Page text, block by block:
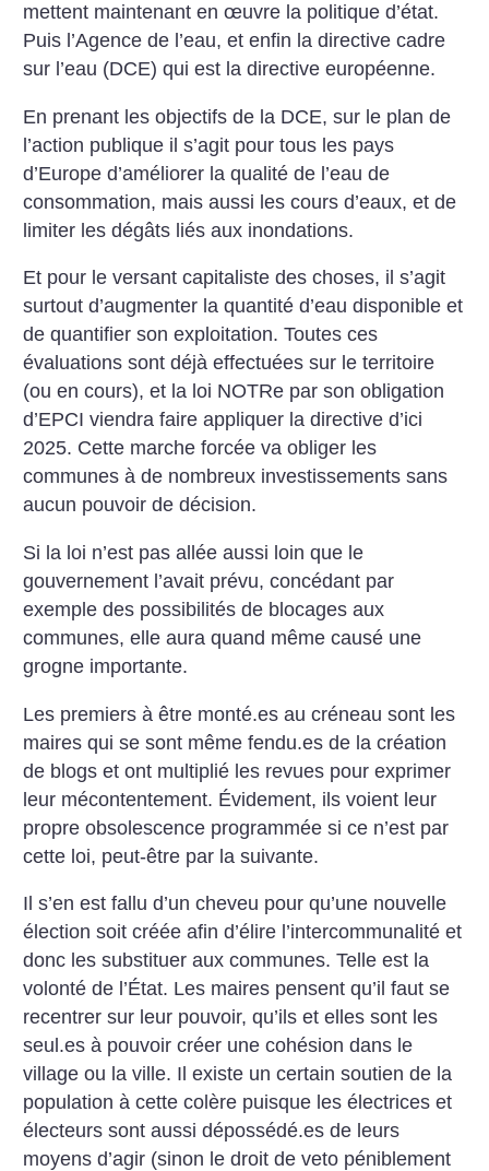
mettent maintenant en œuvre la politique d’état.
Puis l’Agence de l’eau, et enfin la directive cadre
sur l’eau (DCE) qui est la directive européenne.
En prenant les objectifs de la DCE, sur le plan de
l’action publique il s’agit pour tous les pays
d’Europe d’améliorer la qualité de l’eau de
consommation, mais aussi les cours d’eaux, et de
limiter les dégâts liés aux inondations.
Et pour le versant capitaliste des choses, il s’agit
surtout d’augmenter la quantité d’eau disponible et
de quantifier son exploitation. Toutes ces
évaluations sont déjà effectuées sur le territoire
(ou en cours), et la loi NOTRe par son obligation
d’EPCI viendra faire appliquer la directive d’ici
2025. Cette marche forcée va obliger les
communes à de nombreux investissements sans
aucun pouvoir de décision.
Si la loi n’est pas allée aussi loin que le
gouvernement l’avait prévu, concédant par
exemple des possibilités de blocages aux
communes, elle aura quand même causé une
grogne importante.
Les premiers à être monté.es au créneau sont les
maires qui se sont même fendu.es de la création
de blogs et ont multiplié les revues pour exprimer
leur mécontentement. Évidement, ils voient leur
propre obsolescence programmée si ce n’est par
cette loi, peut-être par la suivante.
Il s’en est fallu d’un cheveu pour qu’une nouvelle
élection soit créée afin d’élire l’intercommunalité et
donc les substituer aux communes. Telle est la
volonté de l’État. Les maires pensent qu’il faut se
recentrer sur leur pouvoir, qu’ils et elles sont les
seul.es à pouvoir créer une cohésion dans le
village ou la ville. Il existe un certain soutien de la
population à cette colère puisque les électrices et
électeurs sont aussi dépossédé.es de leurs
moyens d’agir (sinon le droit de veto péniblement